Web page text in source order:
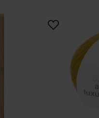
Nadelspiel 20cm Bambus